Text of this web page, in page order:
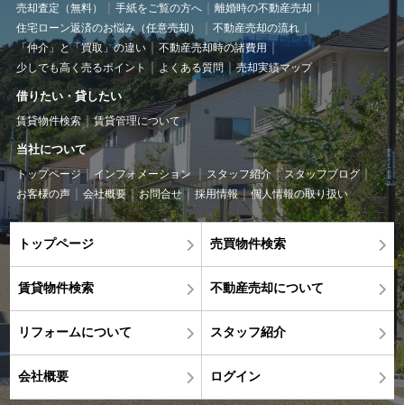
売却査定（無料） 手紙をご覧の方へ
離婚時の不動産売却
住宅ローン返済のお悩み（任意売却）
不動産売却の流れ
「仲介」と「買取」の違い
不動産売却時の諸費用
少しでも高く売るポイント
よくある質問 売却実績マップ
借りたい・貸したい
賃貸物件検索 賃貸管理について
当社について
トップページ インフォメーション スタッフ紹介
スタッフブログ
お客様の声
会社概要 お問合せ 採用情報 個人情報の取り扱い
トップページ 売買物件検索
賃貸物件検索 不動産売却について
リフォームについて スタッフ紹介
会社概要 ログイン